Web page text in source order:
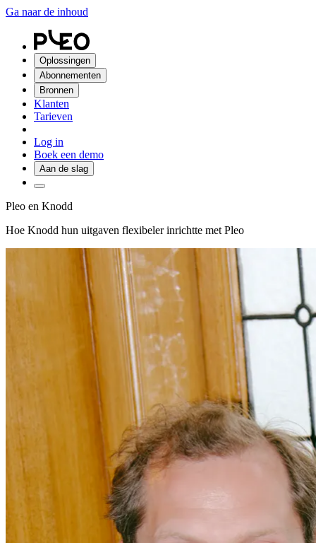
Ga naar de inhoud
Oplossingen
Abonnementen
Bronnen
Klanten
Tarieven
Log in
Boek een demo
Aan de slag
Pleo en Knodd
Hoe Knodd hun uitgaven flexibeler inrichtte met Pleo